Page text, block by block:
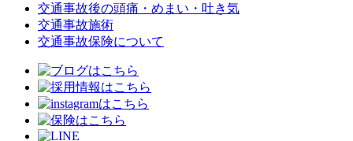
交通事故後の頭痛・めまい・吐き気
交通事故施術
交通事故保険について